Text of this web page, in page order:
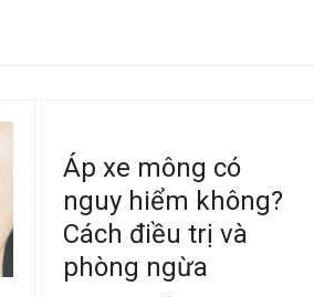
Áp xe mông có
nguy hiểm không?
Cách điều trị và
phòng ngừa